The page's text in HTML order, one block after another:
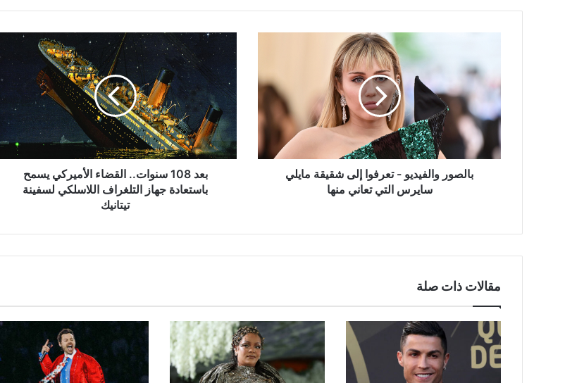
تعرفوا
إلى
شقيقة
مايلي
سايرس
التي
بالصور والفيديو - تعرفوا إلى شقيقة مايلي
سايرس التي تعاني منها
بعد
108
سنوات..
القضاء
الأميركي
يسمح
باستعادة
جهاز
التلغراف
اللاسلكي
بعد 108 سنوات.. القضاء الأميركي يسمح
باستعادة جهاز التلغراف اللاسلكي لسفينة
تيتانيك
مقالات ذات صلة